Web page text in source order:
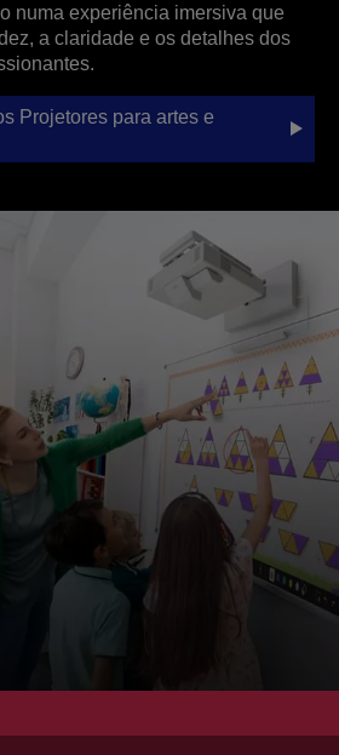
numa experiência imersiva que
a claridade e os detalhes dos
Projetores para artes e